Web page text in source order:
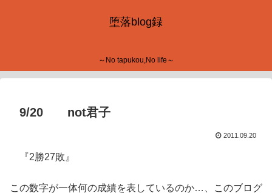
堕落blog録
～No tapukou,No life～
9/20 not君子
2011.09.20
『2勝27敗』
この数字が一体何の成績を表しているのか…、このブログ